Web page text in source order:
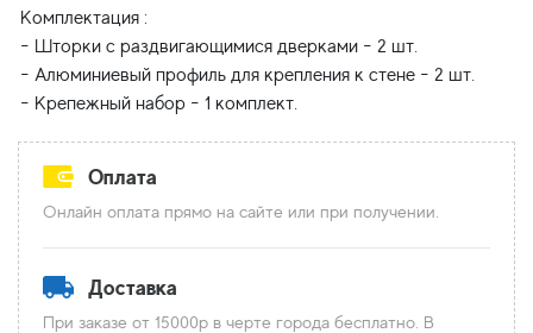
Комплектация :
- Шторки с раздвигающимися дверками - 2 шт.
- Алюминиевый профиль для крепления к стене - 2 шт.
Оплата
Онлайн оплата прямо на сайте или при получении.
Доставка
При заказе от 15000р в черте города бесплатно. В